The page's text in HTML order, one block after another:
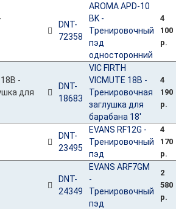
DNT-
72358
AROMA APD-10
BK -
Тренировочный
пэд
односторонний
4
100
р.
DNT-
18683
VIC FIRTH
VICMUTE 18B -
Тренировочная
заглушка для
барабана 18'
4
190
р.
DNT-
23495
EVANS RF12G -
Тренировочный
пэд
4
170
р.
DNT-
24349
EVANS ARF7GM
-
Тренировочный
пэд
2
580
р.